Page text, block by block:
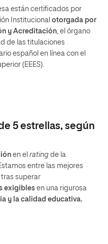
están certificados por
Institucional otorgada por
y Acreditación, el órgano
de las titulaciones
español en línea con el
(EEES).
5 estrellas, según
en el rating de la
entre las mejores
superar
exigibles en una rigurosa
y la calidad educativa.